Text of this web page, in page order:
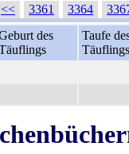
<< 3361 3364
des
Taufe
Täuflings